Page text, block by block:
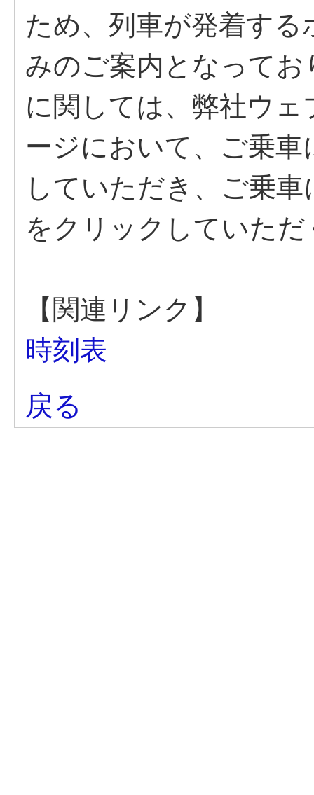
ため、列車が発着す
みのご案内となって
に関しては、弊社ウ
ージにおいて、ご乗
していただき、ご乗
をクリックしていた
【関連リンク】
時刻表
戻る